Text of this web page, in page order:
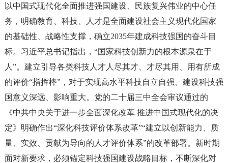
以中国式现代化全面推进强国建设、民族复兴伟业的中心任
务，明确教育、科技、人才是全面建设社会主义现代化国家
的基础性、战略性支撑，确立2035年建成科技强国的奋斗目
标。习近平总书记指出，“国家科技创新力的根本源泉在于
人”。建立引导各类科技人才人尽其才、才尽其用、用有所成
的评价“指挥棒”，对于实现高水平科技自立自强、建设科技强
国意义深远、影响重大。党的二十届三中全会审议通过的
《中共中央关于进一步全面深化改革 推进中国式现代化的决
定》明确作出“深化科技评价体系改革”“建立以创新能力、质
量、实效、贡献为导向的人才评价体系”的改革部署。新时期
面对新要求，必须锚定科技强国建设战略目标，不断深化对